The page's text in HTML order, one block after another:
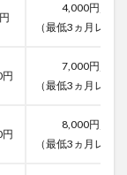
4,000円／月
（最低3ヵ月レン
7,000円／月
（最低3ヵ月レン
8,000円／月
（最低3ヵ月レン